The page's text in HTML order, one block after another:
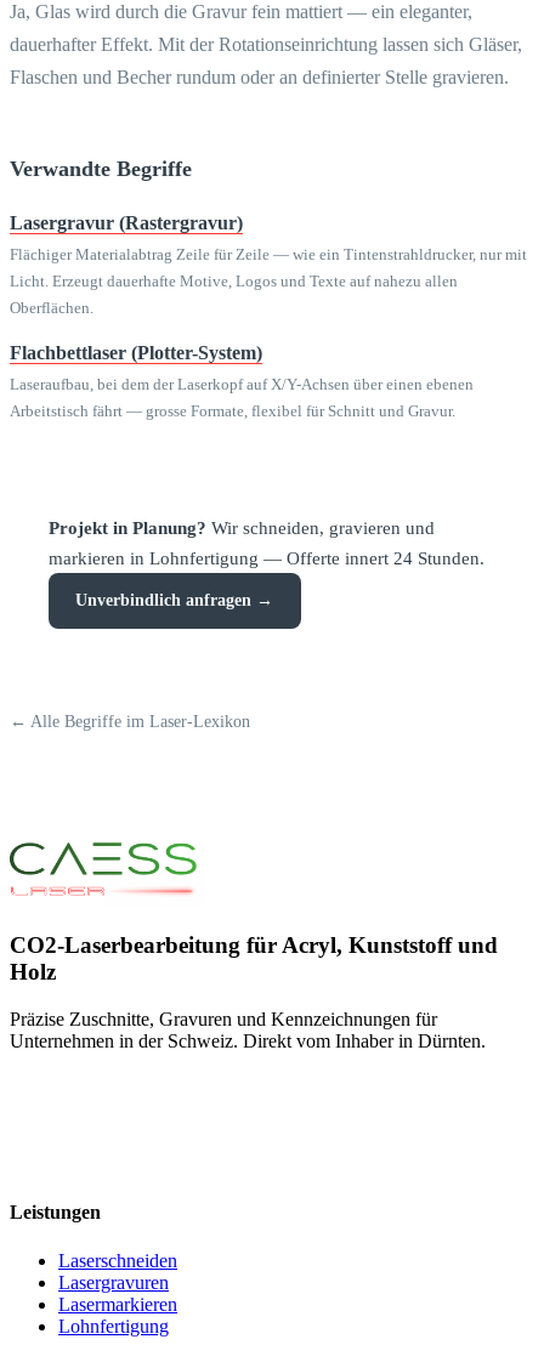
Ja, Glas wird durch die Gravur fein mattiert — ein eleganter,
dauerhafter Effekt. Mit der Rotationseinrichtung lassen sich Gläser,
Flaschen und Becher rundum oder an definierter Stelle gravieren.
Verwandte Begriffe
Lasergravur (Rastergravur)
Flächiger Materialabtrag Zeile für Zeile — wie ein Tintenstrahldrucker, nur mit
Licht. Erzeugt dauerhafte Motive, Logos und Texte auf nahezu allen
Oberflächen.
Flachbettlaser (Plotter-System)
Laseraufbau, bei dem der Laserkopf auf X/Y-Achsen über einen ebenen
Arbeitstisch fährt — grosse Formate, flexibel für Schnitt und Gravur.
Projekt in Planung? Wir schneiden, gravieren und
markieren in Lohnfertigung — Offerte innert 24 Stunden.
Unverbindlich anfragen →
← Alle Begriffe im Laser-Lexikon
CO2-Laserbearbeitung für Acryl, Kunststoff und
Holz
Präzise Zuschnitte, Gravuren und Kennzeichnungen für
Unternehmen in der Schweiz. Direkt vom Inhaber in Dürnten.
Leistungen
Laserschneiden
Lasergravuren
Lasermarkieren
Lohnfertigung